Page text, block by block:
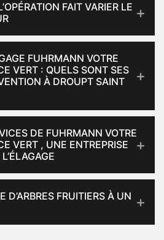
FAIT VARIER LE
FUHRMANN VOTRE
VERT : QUELS SONT SES
À DROUPT SAINT
DE FUHRMANN VOTRE
VERT , UNE ENTREPRISE
D’ARBRES FRUITIERS À UN